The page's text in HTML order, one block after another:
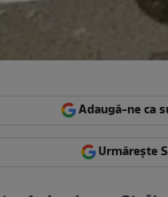
Adaugă-ne ca
Urmărește